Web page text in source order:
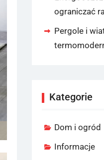
ograniczać
Pergole i
Kategorie
Dom i ogród
Informacje